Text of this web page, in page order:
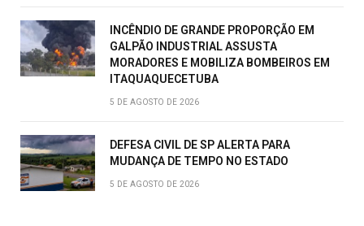
INCÊNDIO DE GRANDE PROPORÇÃO EM
GALPÃO INDUSTRIAL ASSUSTA
MORADORES E MOBILIZA BOMBEIROS EM
ITAQUAQUECETUBA
5 DE AGOSTO DE 2026
DEFESA CIVIL DE SP ALERTA PARA
MUDANÇA DE TEMPO NO ESTADO
5 DE AGOSTO DE 2026